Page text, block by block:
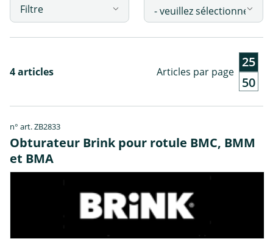
Filtre
4 articles Articles par page
25
50
n° art. ZB2833
Obturateur Brink pour rotule BMC, BMM
et BMA